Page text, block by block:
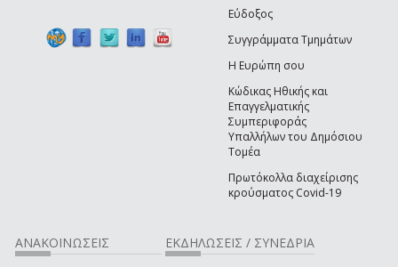
Εύδοξος
Συγγράμματα Τμημάτων
Η Ευρώπη σου
Κώδικας Ηθικής και
Επαγγελματικής
Συμπεριφοράς
Υπαλλήλων του Δημόσιου
Τομέα
Πρωτόκολλα διαχείρισης
κρούσματος Covid-19
ΑΝΑΚΟΙΝΩΣΕΙΣ ΕΚΔΗΛΩΣΕΙΣ / ΣΥΝΕΔΡΙΑ